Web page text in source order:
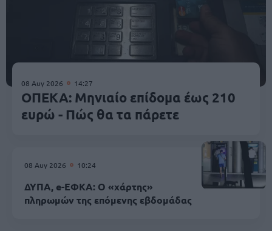
08 Αυγ 2026 14:27
ΟΠΕΚΑ: Μηνιαίο επίδομα έως 210
ευρώ - Πώς θα τα πάρετε
08 Αυγ 2026 10:24
ΔΥΠΑ, e-ΕΦΚΑ: Ο «χάρτης»
πληρωμών της επόμενης εβδομάδας